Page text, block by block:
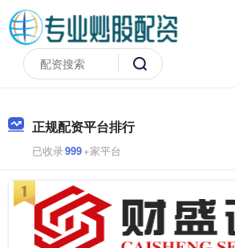
正规配资平台排行
已收录999+家平台